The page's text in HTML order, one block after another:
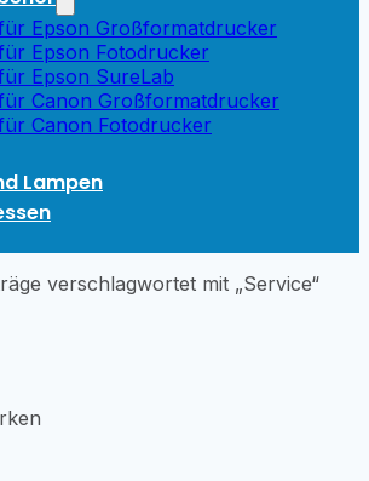
Epson Großformatdrucker
Epson Fotodrucker
Epson SureLab
Canon Großformatdrucker
Canon Fotodrucker
Lampen
verschlagwortet mit „Service“